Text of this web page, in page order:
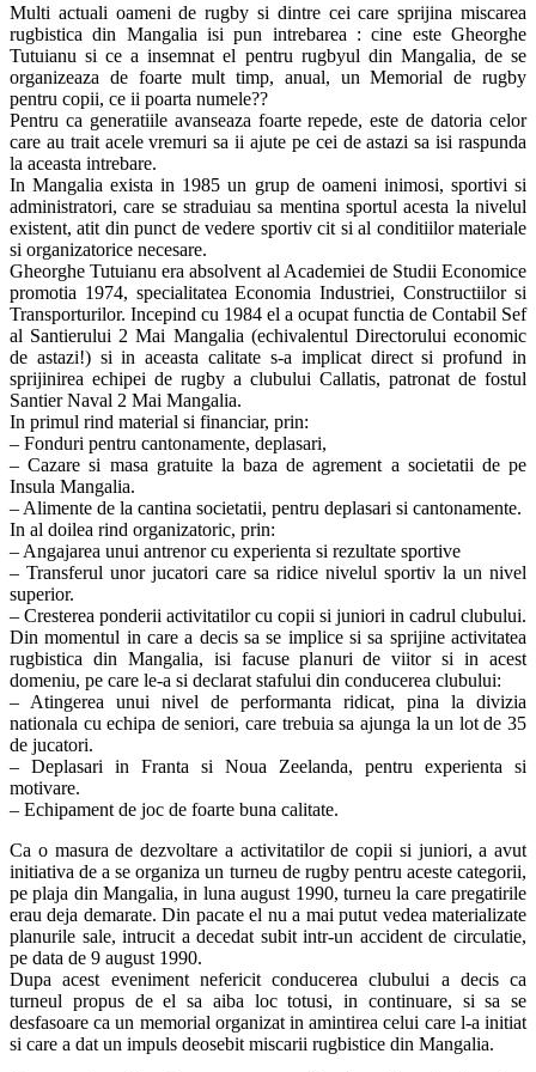
Multi actuali oameni de rugby si dintre cei care sprijina miscarea
rugbistica din Mangalia isi pun intrebarea : cine este Gheorghe
Tutuianu si ce a insemnat el pentru rugbyul din Mangalia, de se
organizeaza de foarte mult timp, anual, un Memorial de rugby
pentru copii, ce ii poarta numele??
Pentru ca generatiile avanseaza foarte repede, este de datoria celor
care au trait acele vremuri sa ii ajute pe cei de astazi sa isi raspunda
la aceasta intrebare.
In Mangalia exista in 1985 un grup de oameni inimosi, sportivi si
administratori, care se straduiau sa mentina sportul acesta la nivelul
existent, atit din punct de vedere sportiv cit si al conditiilor materiale
si organizatorice necesare.
Gheorghe Tutuianu era absolvent al Academiei de Studii Economice
promotia 1974, specialitatea Economia Industriei, Constructiilor si
Transporturilor. Incepind cu 1984 el a ocupat functia de Contabil Sef
al Santierului 2 Mai Mangalia (echivalentul Directorului economic
de astazi!) si in aceasta calitate s-a implicat direct si profund in
sprijinirea echipei de rugby a clubului Callatis, patronat de fostul
Santier Naval 2 Mai Mangalia.
In primul rind material si financiar, prin:
– Fonduri pentru cantonamente, deplasari,
– Cazare si masa gratuite la baza de agrement a societatii de pe
Insula Mangalia.
– Alimente de la cantina societatii, pentru deplasari si cantonamente.
In al doilea rind organizatoric, prin:
– Angajarea unui antrenor cu experienta si rezultate sportive
– Transferul unor jucatori care sa ridice nivelul sportiv la un nivel
superior.
– Cresterea ponderii activitatilor cu copii si juniori in cadrul clubului.
Din momentul in care a decis sa se implice si sa sprijine activitatea
rugbistica din Mangalia, isi facuse planuri de viitor si in acest
domeniu, pe care le-a si declarat stafului din conducerea clubului:
– Atingerea unui nivel de performanta ridicat, pina la divizia
nationala cu echipa de seniori, care trebuia sa ajunga la un lot de 35
de jucatori.
– Deplasari in Franta si Noua Zeelanda, pentru experienta si
motivare.
– Echipament de joc de foarte buna calitate.
Ca o masura de dezvoltare a activitatilor de copii si juniori, a avut
initiativa de a se organiza un turneu de rugby pentru aceste categorii,
pe plaja din Mangalia, in luna august 1990, turneu la care pregatirile
erau deja demarate. Din pacate el nu a mai putut vedea materializate
planurile sale, intrucit a decedat subit intr-un accident de circulatie,
pe data de 9 august 1990.
Dupa acest eveniment nefericit conducerea clubului a decis ca
turneul propus de el sa aiba loc totusi, in continuare, si sa se
desfasoare ca un memorial organizat in amintirea celui care l-a initiat
si care a dat un impuls deosebit miscarii rugbistice din Mangalia.